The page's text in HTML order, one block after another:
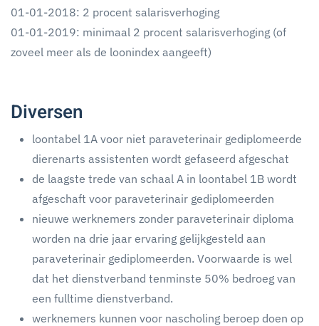
01-01-2018: 2 procent salarisverhoging
01-01-2019: minimaal 2 procent salarisverhoging (of
zoveel meer als de loonindex aangeeft)
Diversen
loontabel 1A voor niet paraveterinair gediplomeerde
dierenarts assistenten wordt gefaseerd afgeschat
de laagste trede van schaal A in loontabel 1B wordt
afgeschaft voor paraveterinair gediplomeerden
nieuwe werknemers zonder paraveterinair diploma
worden na drie jaar ervaring gelijkgesteld aan
paraveterinair gediplomeerden. Voorwaarde is wel
dat het dienstverband tenminste 50% bedroeg van
een fulltime dienstverband.
werknemers kunnen voor nascholing beroep doen op